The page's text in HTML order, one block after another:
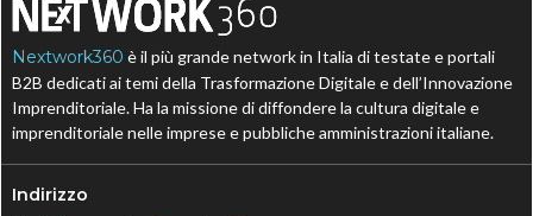
Nextwork360 è il più grande network in Italia di testate e portali
B2B dedicati ai temi della Trasformazione Digitale e dell’Innovazione
Imprenditoriale. Ha la missione di diffondere la cultura digitale e
imprenditoriale nelle imprese e pubbliche amministrazioni italiane.
Indirizzo